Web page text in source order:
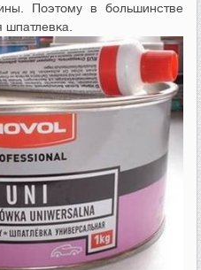
Поэтому в большинстве
шпатлевка.